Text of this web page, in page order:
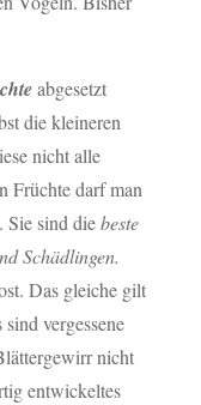
abgesetzt
die kleineren
nicht alle
Früchte darf man
Sie sind diebeste
Schädlingen.
Das gleiche gilt
vergessene
nicht
entwickeltes